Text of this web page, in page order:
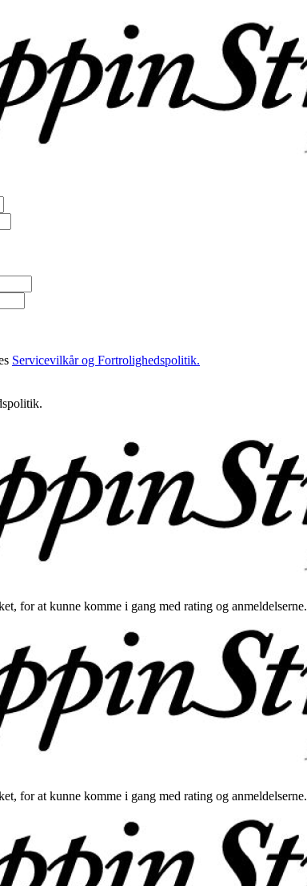
Servicevilkår og Fortrolighedspolitik.
for at kunne komme i gang med rating og anmeldelserne.
for at kunne komme i gang med rating og anmeldelserne.